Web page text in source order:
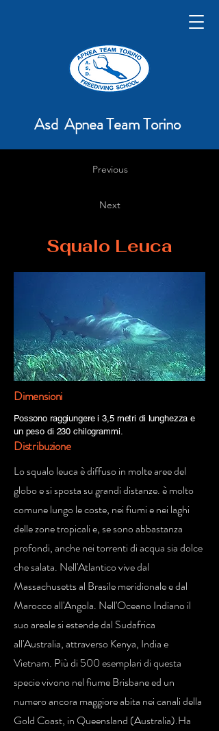
Asd Apnea Team Torino
Previous
Next
Squalo Leuca
Dimensioni
Possono raggiungere i 3,5 metri di lunghezza e
un peso di 230 chilogrammi.
Distribuzione
Lo squalo leuca è diffuso in molte aree del
globo e si sposta su grandi distanze. è molto
comune lungo le coste, nei fiumi e nei laghi
delle zone tropicali e, se sono abbastanza
profondi, anche nei torrenti di acqua sia dolce
che salata. Nell'Atlantico vive dal
Massachusetts al Brasile meridionale e dal
Marocco all'Angola. Nell'Oceano Indiano il
suo areale si estende dal Sudafrica
all'Australia, attraverso Kenya, India e
Vietnam. Più di 500 esemplari di questa
specie vivono nel fiume Brisbane ed un
numero ancora maggiore abita nei canali della
Gold Coast, in Queensland (Australia).Ha